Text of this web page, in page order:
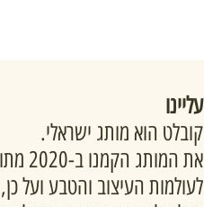
עליינו
קובלט הוא מותג ישראלי.
את
לעולמות העיצוב והטבע ועל